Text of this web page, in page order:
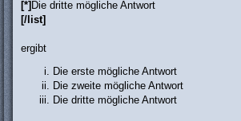
[*] Die dritte mögliche Antwort
[/list]
ergibt
Die erste mögliche Antwort
Die zweite mögliche Antwort
Die dritte mögliche Antwort